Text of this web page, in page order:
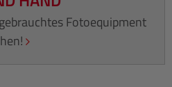
Fotoequipment